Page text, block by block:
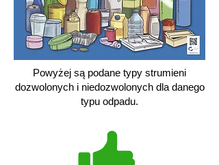
Powyżej są podane typy strumieni
dozwolonych i niedozwolonych dla danego
typu odpadu.